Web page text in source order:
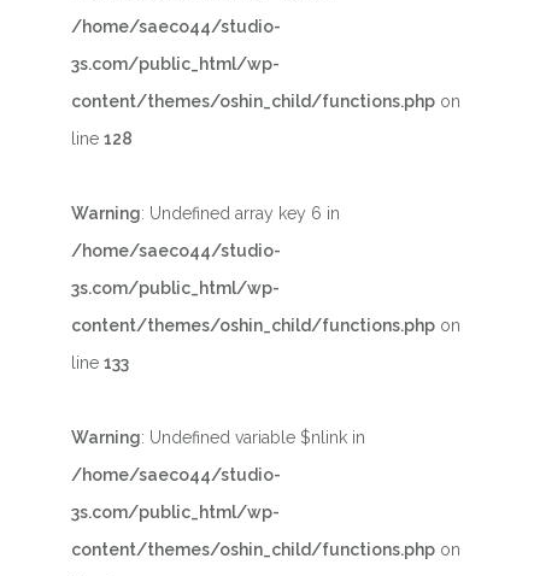
/home/saeco44/studio-
3s.com/public_html/wp-
content/themes/oshin_child/functions.php on
line 128
Warning: Undefined array key 6 in
/home/saeco44/studio-
3s.com/public_html/wp-
content/themes/oshin_child/functions.php on
line 133
Warning: Undefined variable $nlink in
/home/saeco44/studio-
3s.com/public_html/wp-
content/themes/oshin_child/functions.php on